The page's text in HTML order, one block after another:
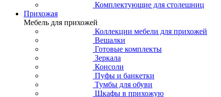
Комплектующие для столешниц
Прихожая
Мебель для прихожей
Коллекции мебели для прихожей
Вешалки
Готовые комплекты
Зеркала
Консоли
Пуфы и банкетки
Тумбы для обуви
Шкафы в прихожую